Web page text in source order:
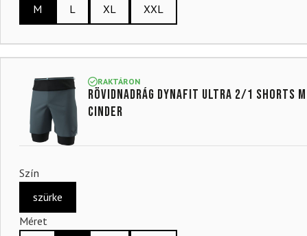
M
L XL XXL
RAKTÁRON
Rövidnadrág DYNAFIT Ultra 2/1 Shorts M
Cinder
Szín
szürke
Méret